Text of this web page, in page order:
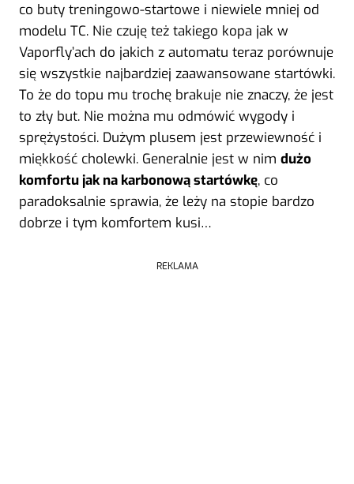
co buty treningowo-startowe i niewiele mniej od
modelu TC. Nie czuję też takiego kopa jak w
Vaporfly’ach do jakich z automatu teraz porównuje
się wszystkie najbardziej zaawansowane startówki.
To że do topu mu trochę brakuje nie znaczy, że jest
to zły but. Nie można mu odmówić wygody i
sprężystości. Dużym plusem jest przewiewność i
miękkość cholewki. Generalnie jest w nim dużo
komfortu jak na karbonową startówkę, co
paradoksalnie sprawia, że leży na stopie bardzo
dobrze i tym komfortem kusi…
REKLAMA